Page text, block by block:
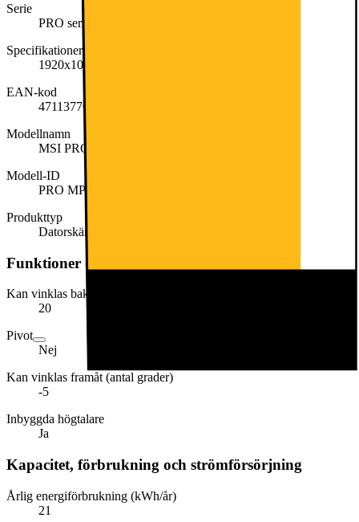
Serie
PRO series
Specifikationer
1920x1080 | IPS | 100Hz | 1ms | 27
EAN-kod
4711377035101
Modellnamn
MSI PRO MP273A
Modell-ID
PRO MP273A
Produkttyp
Datorskärm
Funktioner och egenskaper
Kan vinklas bakåt (antal grader)
20
Pivot
Nej
Kan vinklas framåt (antal grader)
-5
Inbyggda högtalare
Ja
Kapacitet, förbrukning och strömförsörjning
Årlig energiförbrukning (kWh/år)
21